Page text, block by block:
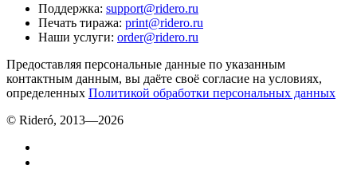
Поддержка: support@ridero.ru
Печать тиража: print@ridero.ru
Наши услуги: order@ridero.ru
Предоставляя персональные данные по указанным
контактным данным, вы даёте своё согласие на условиях,
определенных Политикой обработки персональных данных
© Rideró, 2013—2026